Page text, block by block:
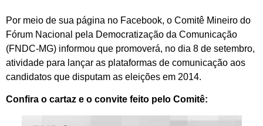
Por meio de sua página no Facebook, o Comitê Mineiro do
Fórum Nacional pela Democratização da Comunicação
(FNDC-MG) informou que promoverá, no dia 8 de setembro,
atividade para lançar as plataformas de comunicação aos
candidatos que disputam as eleições em 2014.
Confira o cartaz e o convite feito pelo Comitê: